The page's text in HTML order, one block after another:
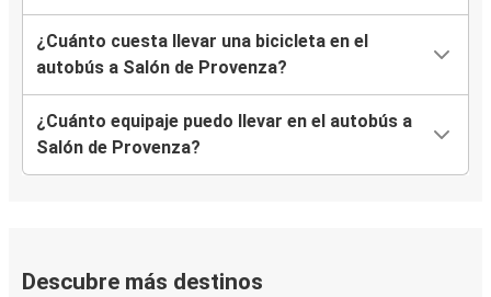
¿Cuánto cuesta llevar una bicicleta en el
autobús a Salón de Provenza?
¿Cuánto equipaje puedo llevar en el autobús a
Salón de Provenza?
Descubre más destinos